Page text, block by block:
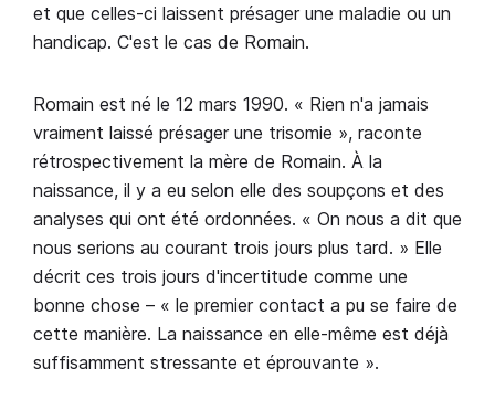
et que celles-ci laissent présager une maladie ou un
handicap. C'est le cas de Romain.
Romain est né le 12 mars 1990. « Rien n'a jamais
vraiment laissé présager une trisomie », raconte
rétrospectivement la mère de Romain. À la
naissance, il y a eu selon elle des soupçons et des
analyses qui ont été ordonnées. « On nous a dit que
nous serions au courant trois jours plus tard. » Elle
décrit ces trois jours d'incertitude comme une
bonne chose – « le premier contact a pu se faire de
cette manière. La naissance en elle-même est déjà
suffisamment stressante et éprouvante ».